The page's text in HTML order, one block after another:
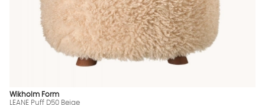
Wikholm Form
LEANE Puff D50 Beige